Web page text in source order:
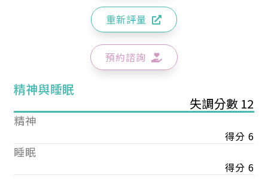
重新評量
預約諮詢
精神與睡眠
失調分數 12
精神
得分 6
睡眠
得分 6